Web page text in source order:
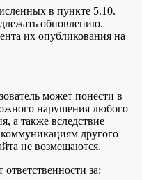
в пункте 5.10.
обновлению.
их опубликования на
может понести в
нарушения любого
а также вследствие
другого
не возмещаются.
за: